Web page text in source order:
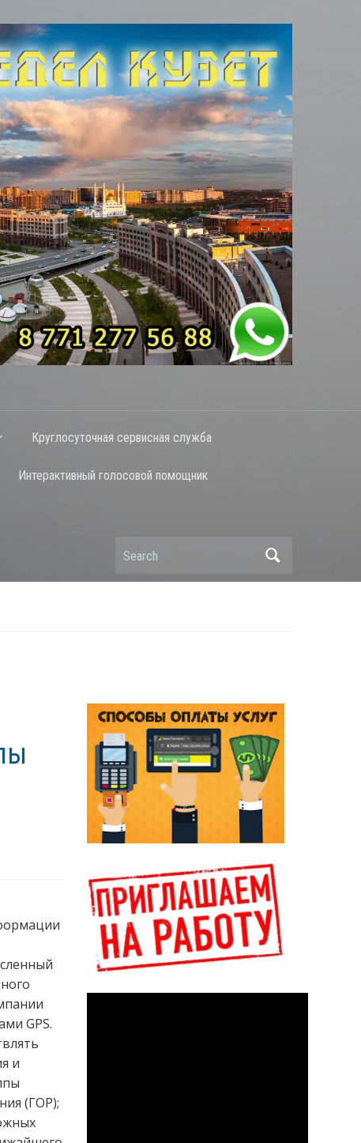
Круглосуточная сервисная служба
Интерактивный голосовой помощник
Search
GPS.
и
(ГОР);